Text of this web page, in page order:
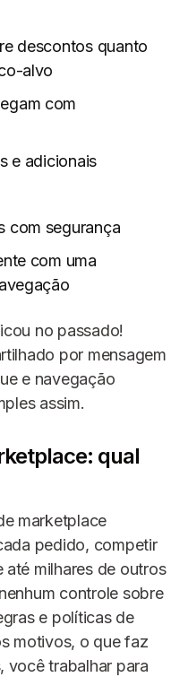
descontos quanto
alvo
com
e adicionais
com segurança
com uma
no passado!
por mensagem
e navegação
assim.
qual
marketplace
pedido, competir
milhares de outros
controle sobre
e políticas de
motivos, o que faz
você trabalhar para